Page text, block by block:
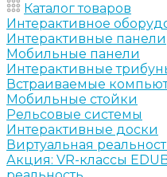
Каталог товаров
Интерактивное
Интерактивные панели
Мобильные панели
Интерактивные
Встраиваемые
Мобильные стойки
Рельсовые системы
Интерактивные доски
Виртуальная
Акция: VR-классы